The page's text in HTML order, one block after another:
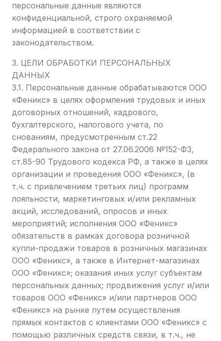
персональные данные являются
конфиденциальной, строго охраняемой
информацией в соответствии с
законодательством.
3. ЦЕЛИ ОБРАБОТКИ ПЕРСОНАЛЬНЫХ
ДАННЫХ
3.1. Персональные данные обрабатываются ООО
«Феникс» в целях оформления трудовых и иных
договорных отношений, кадрового,
бухгалтерского, налогового учета, по
снованиям, предусмотренным ст.22
Федерального закона от 27.06.2006 №152-ФЗ,
ст.85-90 Трудового кодекса РФ, а также в целях
организации и проведения ООО «Феникс», (в
т.ч. с привлечением третьих лиц) программ
лояльности, маркетинговых и/или рекламных
акций, исследований, опросов и иных
мероприятий; исполнения ООО «Феникс»
обязательств в рамках договора розничной
купли-продажи товаров в розничных магазинах
ООО «Феникс», а также в Интернет-магазинах
ООО «Феникс»; оказания иных услуг субъектам
персональных данных; продвижения услуг и/или
товаров ООО «Феникс» и/или партнеров ООО
«Феникс» на рынке путем осуществления
прямых контактов с клиентами ООО «Феникс» с
помощью различных средств связи, в т.ч., не